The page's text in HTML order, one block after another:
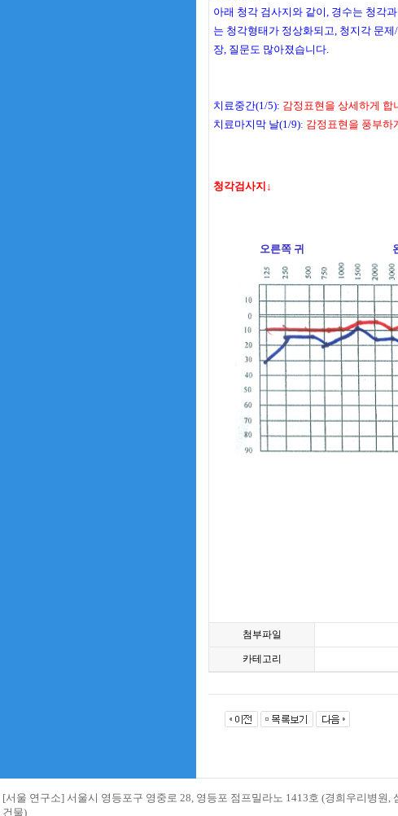
아래 청각 검사지와 같이, 경수는 청각
는 청각형태가 정상화되고, 청지각 문
장, 질문도 많아졌습니다.
치료중간(1/5): 감정표현을 상세하게 합
치료마지막 날(1/9): 감정표현을 풍부하
청각검사지↓
오른쪽 귀 왼쪽
첨부파일
카테고리
[서울 연구소] 서울시 영등포구 영중로 28, 영등포 점프밀라노 1413호 (경희우리병원,
건물)